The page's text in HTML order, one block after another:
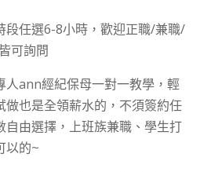
段任選6-8小時，歡迎正職/兼職/
可詢問
人ann經紀保母一對一教學，輕
做也是全領薪水的，不須簽約任
自由選擇，上班族兼職、學生打
以的~